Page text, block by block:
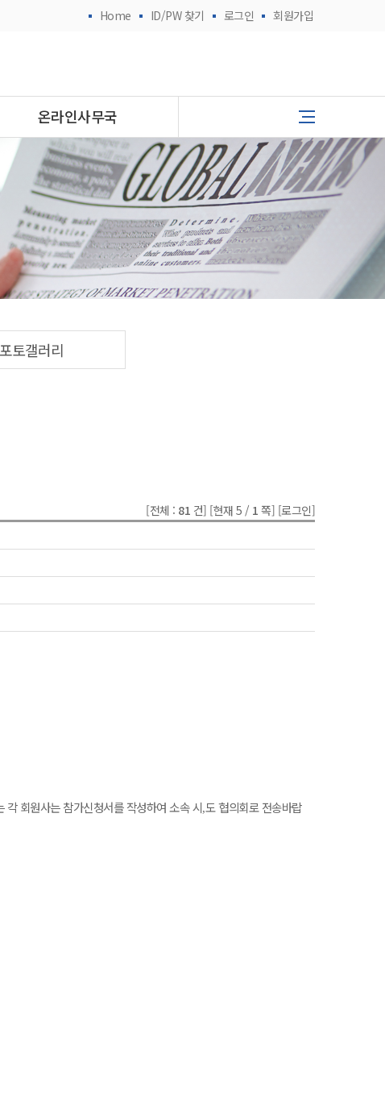
Home ID/PW 찾기 로그인 회원가입
온라인사무국
포토갤러리
[전체 : 81 건] [현재 5 / 1 쪽] [로그인]
각 회원사는 참가신청서를 작성하여 소속 시,도 협의회로 전송바랍